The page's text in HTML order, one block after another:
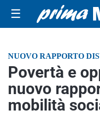
☰
NUOVO RAPPORTO
Povertà e
nuovo
mobilità